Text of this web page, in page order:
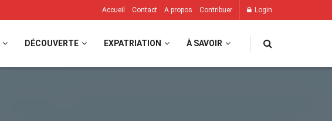
Accueil Contact A propos Contribuer Login
DÉCOUVERTE EXPATRIATION À SAVOIR